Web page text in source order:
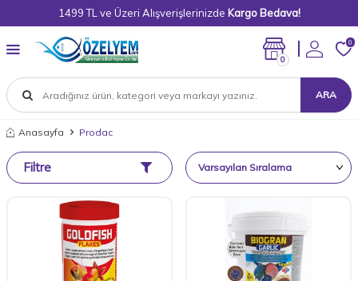
1499 TL ve Üzeri Alışverişlerinizde Kargo Bedava!
ARA
0
0
Anasayfa Prodac
Filtre